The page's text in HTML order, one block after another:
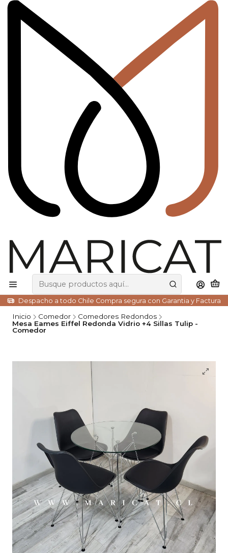
Despacho a todo Chile Compra segura con Garantia y Factura
Inicio Comedor
Comedores Redondos
Mesa Eames Eiffel Redonda Vidrio +4 Sillas Tulip -
Comedor